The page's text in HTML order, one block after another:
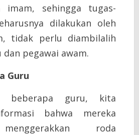
imam, sehingga tugas-
dilakukan oleh
tidak perlu diambilalih
pegawai awam.
Guru
beberapa guru, kita
bahwa mereka
roda